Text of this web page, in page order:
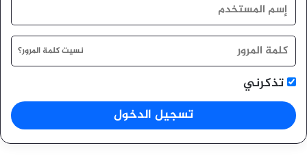
نسيت كلمة المرور؟
تذكرني
تسجيل الدخول